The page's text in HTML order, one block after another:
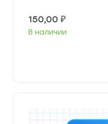
150,00 ₽
В наличии